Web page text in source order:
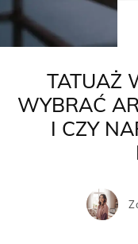
TATUAŻ
WYBRAĆ
I CZY